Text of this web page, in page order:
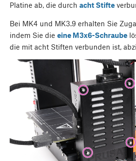
Platine ab, die durch acht Stifte
Bei MK4 und MK3.9 erhalten Sie
indem Sie die eine M3x6-Schraube
die mit acht Stiften verbunden ist,